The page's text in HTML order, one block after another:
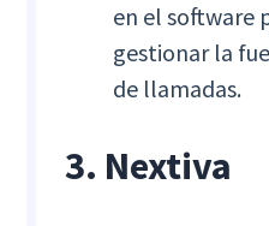
en el software
gestionar la
de llamadas.
3. Nextiva